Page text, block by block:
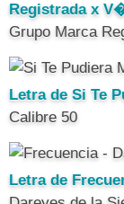
Registrada x
Grupo Marca
Letra de Si Te
Calibre 50
Letra de